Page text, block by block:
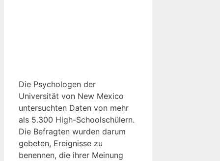
Die Psychologen der
Universität von New Mexico
untersuchten Daten von mehr
als 5.300 High-Schoolschülern.
Die Befragten wurden darum
gebeten, Ereignisse zu
benennen, die ihrer Meinung